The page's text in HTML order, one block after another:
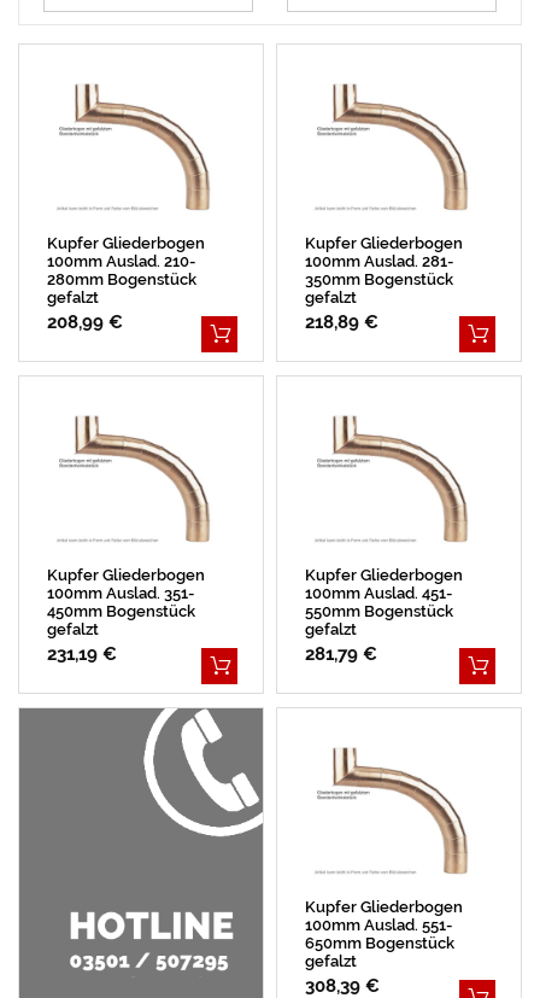
Kupfer Gliederbogen
100mm Auslad. 210-
280mm Bogenstück
gefalzt
208,99 €
Kupfer Gliederbogen
100mm Auslad. 281-
350mm Bogenstück
gefalzt
218,89 €
Kupfer Gliederbogen
100mm Auslad. 351-
450mm Bogenstück
gefalzt
231,19 €
Kupfer Gliederbogen
100mm Auslad. 451-
550mm Bogenstück
gefalzt
281,79 €
Kupfer Gliederbogen
100mm Auslad. 551-
650mm Bogenstück
gefalzt
308,39 €